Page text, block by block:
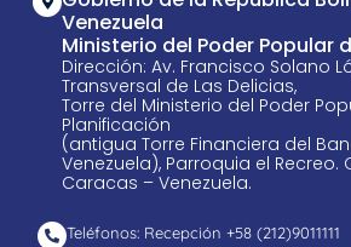
Venezuela
Ministerio del Poder Popular
Dirección: Av. Francisco Solano
Transversal de Las Delicias,
Torre del Ministerio del Poder
Planificación
(antigua Torre Financiera del
Venezuela), Parroquia el Recreo.
Caracas – Venezuela.
Teléfonos: Recepción +58 ​(212)9011111